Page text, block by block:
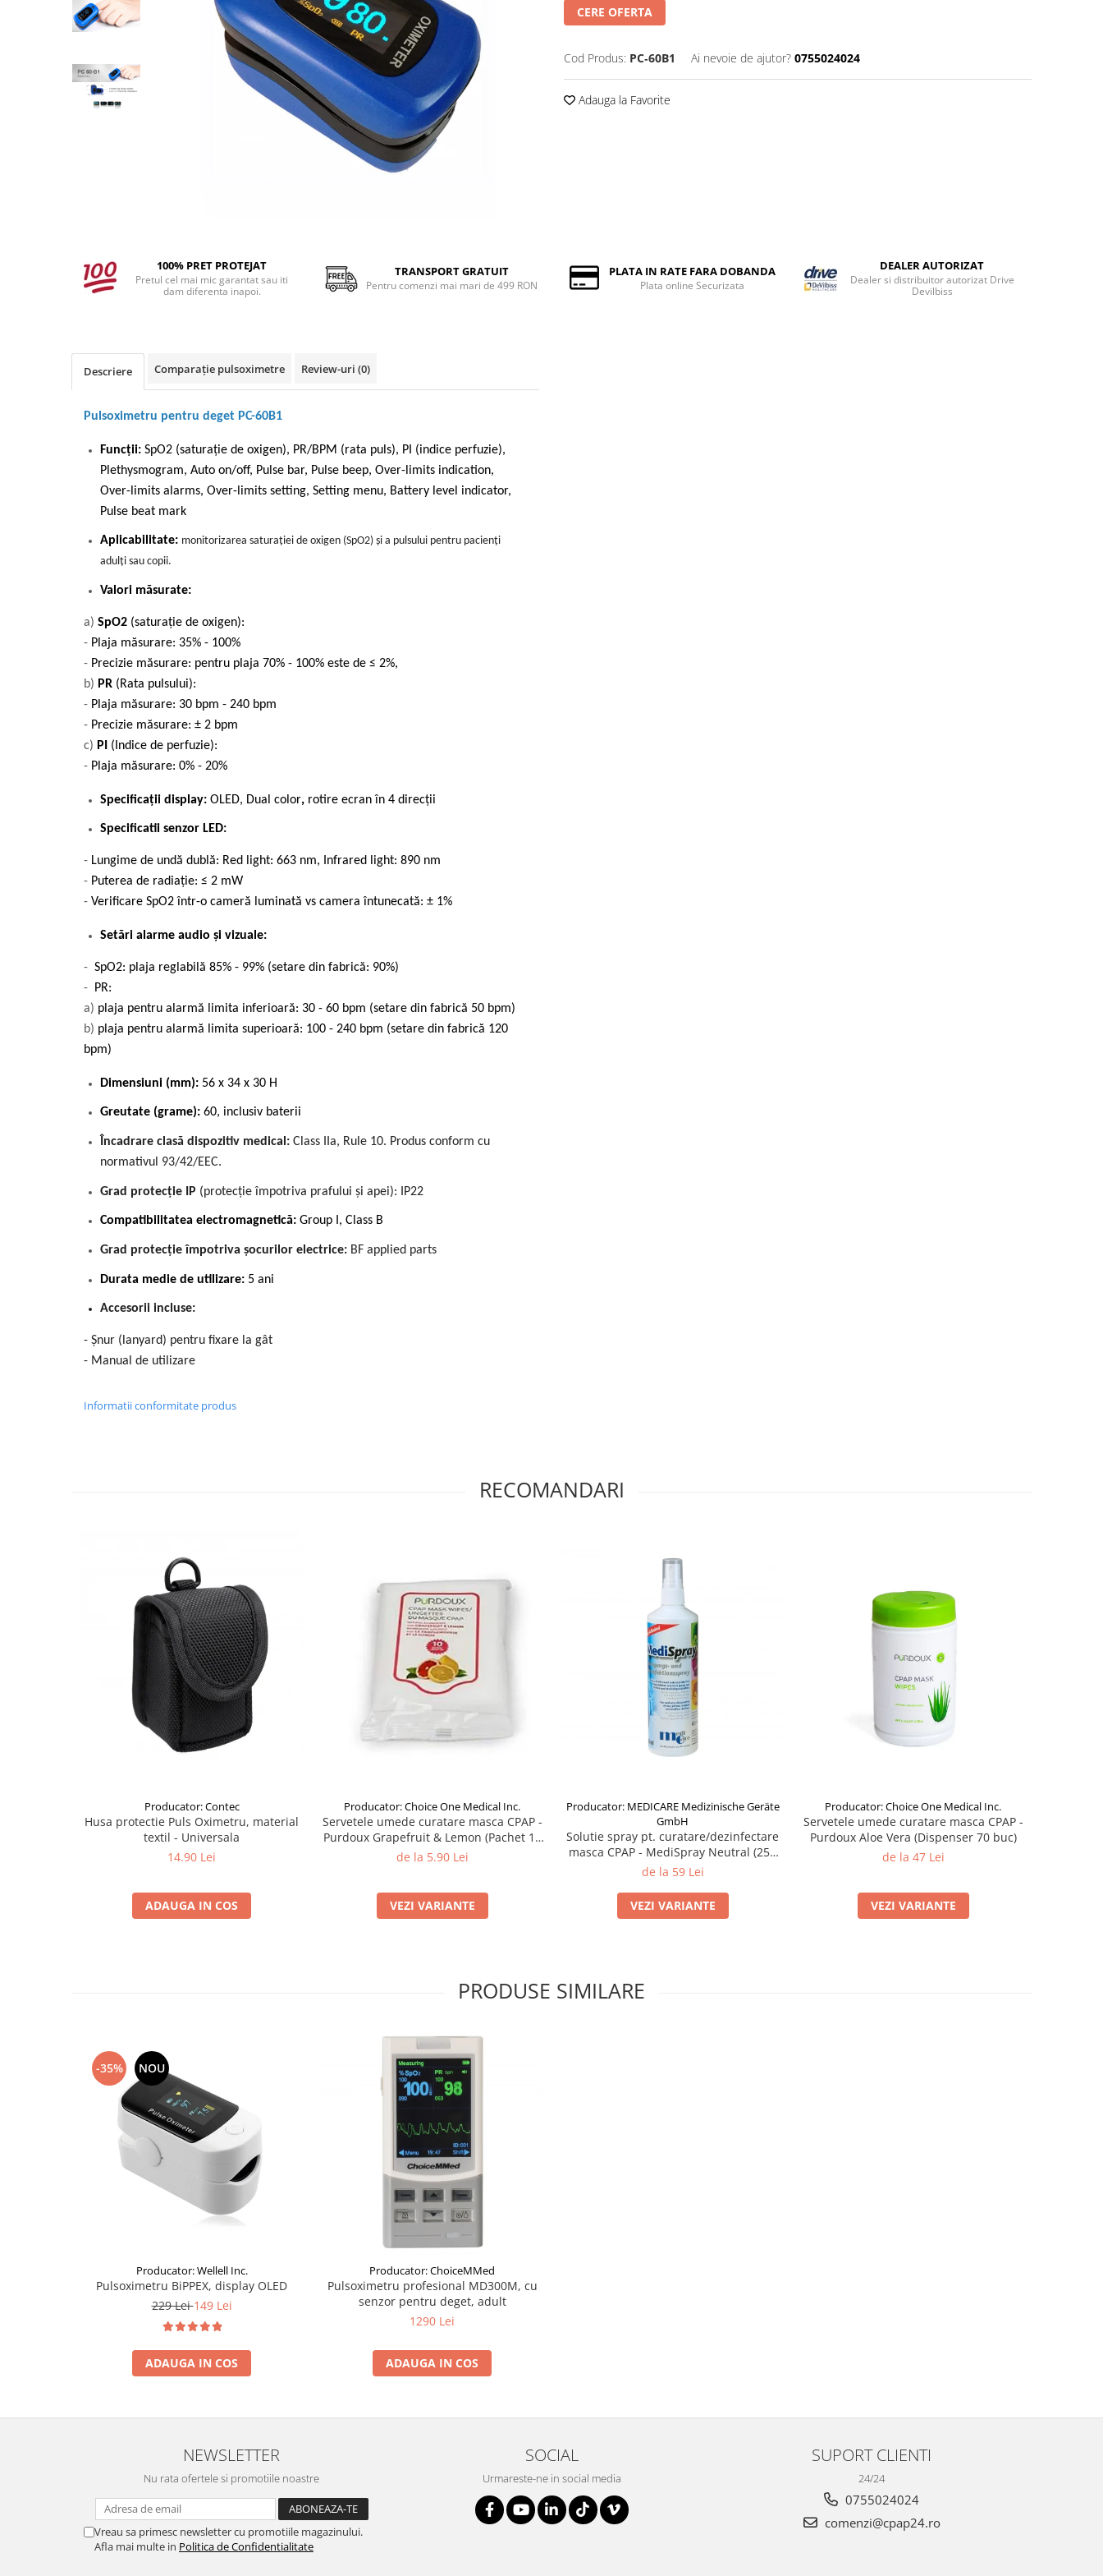
Blocare/ Fixare barbie
Preventie iritatia pielii
Alimentatoare si baterii CPAP
Stocare si generare raport CPAP
CERE OFERTA
Cod Produs: PC‐60B1 Ai nevoie de ajutor? 0755024024
Adauga la Favorite
100% PRET PROTEJAT
Pretul cel mai mic garantat sau iti
dam diferenta inapoi.
TRANSPORT GRATUIT
Pentru comenzi mai mari de 499 RON
PLATA IN RATE FARA DOBANDA
Plata online Securizata
DEALER AUTORIZAT
Dealer si distribuitor autorizat Drive
Devilbiss
Descriere Comparație pulsoximetre Review-uri (0)
Pulsoximetru pentru deget PC-60B1
Funcții: SpO2 (saturație de oxigen), PR/BPM (rata puls), PI (indice perfuzie),
Plethysmogram, Auto on/off, Pulse bar, Pulse beep, Over-limits indication,
Over-limits alarms, Over-limits setting, Setting menu, Battery level indicator,
Pulse beat mark
Aplicabilitate: monitorizarea saturației de oxigen (SpO2) și a pulsului pentru pacienți
adulți sau copii.
Valori măsurate:
a) SpO2 (saturație de oxigen):
- Plaja măsurare: 35% - 100%
- Precizie măsurare: pentru plaja 70% - 100% este de ≤ 2%,
b) PR (Rata pulsului):
- Plaja măsurare: 30 bpm - 240 bpm
- Precizie măsurare: ± 2 bpm
c) PI
(Indice de perfuzie):
- Plaja măsurare: 0% - 20%
Specificații display: OLED, Dual color, rotire ecran în 4 direcții
Specificatii senzor LED:
- Lungime de undă dublă: Red light: 663 nm, Infrared light: 890 nm
- Puterea de radiație: ≤ 2 mW
- Verificare SpO2 într-o cameră luminată vs camera întunecată: ± 1%
Setări alarme audio și vizuale:
- SpO2: plaja reglabilă 85% - 99% (setare din fabrică: 90%)
-
PR:
a) plaja pentru alarmă limita inferioară: 30 - 60 bpm (setare din fabrică 50 bpm)
b) plaja pentru alarmă limita superioară: 100 - 240 bpm (setare din fabrică 120
bpm)
Dimensiuni (mm): 56 x 34 x 30 H
Greutate (grame): 60, inclusiv baterii
Încadrare clasă dispozitiv medical: Class IIa, Rule 10. Produs conform cu
normativul 93/42/EEC.
Grad protecție IP (protecție împotriva prafului și apei): IP22
Compatibilitatea electromagnetică: Group I, Class B
Grad protecție împotriva șocurilor electrice: BF applied parts
Durata medie de utilizare: 5 ani
Accesorii incluse:
- Șnur (lanyard) pentru fixare la gât
- Manual de utilizare
Informatii conformitate produs
RECOMANDARI
Producator: Contec
Husa protectie Puls Oximetru, material
textil - Universala
14.90 Lei
ADAUGA IN COS
Producator: Choice One Medical Inc.
Servetele umede curatare masca CPAP -
Purdoux Grapefruit & Lemon (Pachet 10
buc)
de la 5.90 Lei
VEZI VARIANTE
Producator: MEDICARE Medizinische Geräte
GmbH
Solutie spray pt. curatare/dezinfectare
masca CPAP - MediSpray Neutral (250
ml)
de la 59 Lei
VEZI VARIANTE
Producator: Choice One Medical Inc.
Servetele umede curatare masca CPAP -
Purdoux Aloe Vera (Dispenser 70 buc)
de la 47 Lei
VEZI VARIANTE
PRODUSE SIMILARE
-35% NOU
Producator: Wellell Inc.
Pulsoximetru BiPPEX, display OLED
229 Lei149 Lei
ADAUGA IN COS
Producator: ChoiceMMed
Pulsoximetru profesional MD300M, cu
senzor pentru deget, adult
1290 Lei
ADAUGA IN COS
NEWSLETTER
Nu rata ofertele si promotiile noastre
Vreau sa primesc newsletter cu promotiile magazinului.
Afla mai multe in Politica de Confidentialitate
SOCIAL
Urmareste-ne in social media
SUPORT CLIENTI
24/24
0755024024
comenzi@cpap24.ro